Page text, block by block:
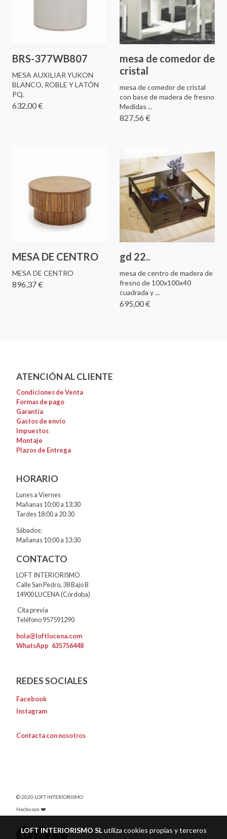
BRS-377WB807
MESA AUXILIAR YUKON
BLANCO, ROBLE Y LATÓN
PQ.
632,00 €
mesa de comedor de
cristal
mesa de comedor de cristal
con base de madera de fresno
Medidas ...
827,56 €
MESA DE CENTRO
MESA DE CENTRO
896,37 €
gd 22..
mesa de centro de madera de
fresno de 100x100x40
cuadrada y ...
695,00 €
ATENCIÓN AL CLIENTE
Condiciones de Venta
Formas de pago
Garantía
Gastos de envío
Impuestos
Montaje
Plazos de Entrega
HORARIO
Lunes a Viernes
Mañanas 10:00 a 13:30
Tardes 18:00 a 20:30
Sábados:
Mañanas 10:00 a 13:30
CONTACTO
LOFT INTERIORISMO
Calle San Pedro, 38 Bajo B
14900 LUCENA (Córdoba)
Cita previa
Teléfono 957591290
hola@loftlucena.com
WhatsApp 635756448
REDES SOCIALES
Facebook
Instagram
Contacta con nosotros
© 2020 LOFT INTERIORISMO
Hecho con ❤️
LOFT INTERIORISMO SLutiliza cookies propias y terceros